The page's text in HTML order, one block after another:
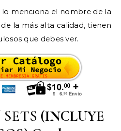
menciona el nombre de la
la más alta calidad, tienen
que debes ver.
(INCLUYE